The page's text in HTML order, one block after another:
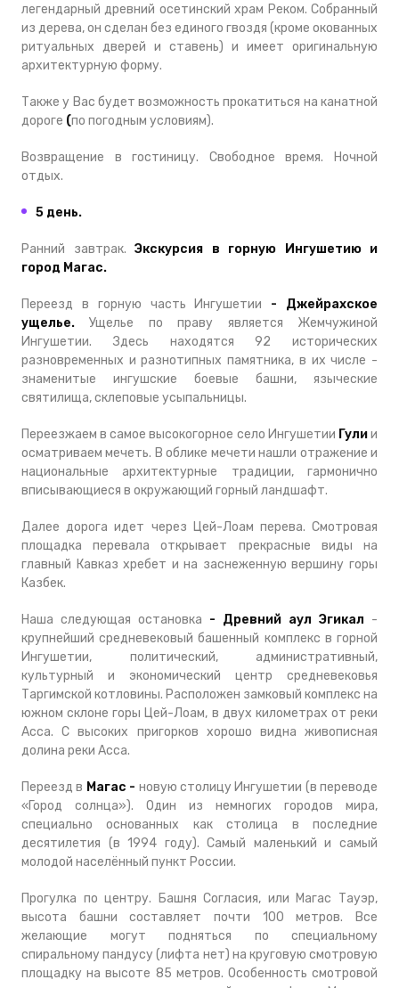
легендарный древний осетинский храм Реком. Собранный
из дерева, он сделан без единого гвоздя (кроме окованных
ритуальных дверей и ставень) и имеет оригинальную
архитектурную форму.
Также у Вас будет возможность прокатиться на канатной
дороге (по погодным условиям).
Возвращение в гостиницу. Свободное время. Ночной
отдых.
5 день.
Ранний завтрак. Экскурсия в горную Ингушетию и
город Магас.
Переезд в горную часть Ингушетии - Джейрахское
ущелье. Ущелье по праву является Жемчужиной
Ингушетии. Здесь находятся 92 исторических
разновременных и разнотипных памятника, в их числе -
знаменитые ингушские боевые башни, языческие
святилища, склеповые усыпальницы.
Переезжаем в самое высокогорное село Ингушетии Гулии
осматриваем мечеть. В облике мечети нашли отражение и
национальные архитектурные традиции, гармонично
вписывающиеся в окружающий горный ландшафт.
Далее дорога идет через Цей-Лоам перева. Смотровая
площадка перевала открывает прекрасные виды на
главный Кавказ хребет и на заснеженную вершину горы
Казбек.
Наша следующая остановка - Древний аул Эгикал -
крупнейший средневековый башенный комплекс в горной
Ингушетии, политический, административный,
культурный и экономический центр средневековья
Таргимской котловины. Расположен замковый комплекс на
южном склоне горы Цей-Лоам, в двух километрах от реки
Асса. С высоких пригорков хорошо видна живописная
долина реки Асса.
Переезд в Магас - новую столицу Ингушетии (в переводе
«Город солнца»). Один из немногих городов мира,
специально основанных как столица в последние
десятилетия (в 1994 году). Самый маленький и самый
молодой населённый пункт России.
Прогулка по центру. Башня Согласия, или Магас Тауэр,
высота башни составляет почти 100 метров. Все
желающие могут подняться по специальному
спиральному пандусу (лифта нет) на круговую смотровую
площадку на высоте 85 метров. Особенность смотровой